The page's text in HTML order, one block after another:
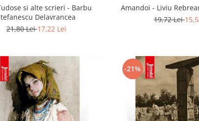
si alte scrieri - Barbu
Delavrancea
21,80 Lei17,22 Lei
Amandoi - Liviu
19,72 Lei
-21%